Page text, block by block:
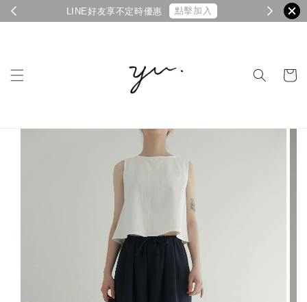
LINE好友享不定時優惠 點擊加入